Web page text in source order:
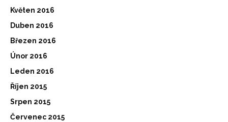
Květen 2016
Duben 2016
Březen 2016
Únor 2016
Leden 2016
Říjen 2015
Srpen 2015
Červenec 2015